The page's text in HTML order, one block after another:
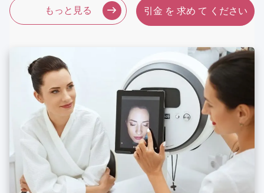
もっと見る 引金 を 求め て ください